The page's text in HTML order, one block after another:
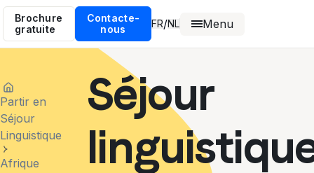
Brochure
gratuite
Contacte-
nous
FR/NL Menu
Partir en
Séjour
Linguistique
Afrique
Séjour